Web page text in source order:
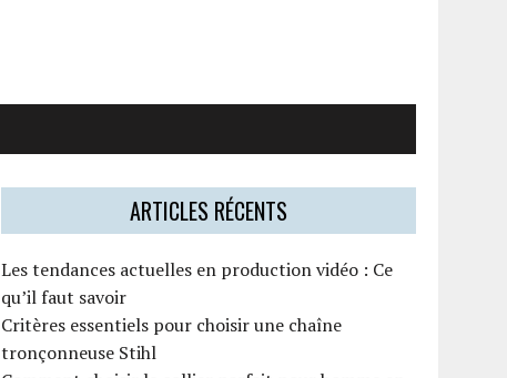
ARTICLES RÉCENTS
Les tendances actuelles en production vidéo : Ce
qu’il faut savoir
Critères essentiels pour choisir une chaîne
tronçonneuse Stihl